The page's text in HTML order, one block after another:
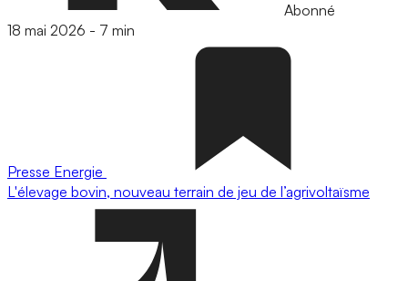
Abonné
18 mai 2026 - 7 min
Presse Energie
L'élevage bovin, nouveau terrain de jeu de l’agrivoltaïsme